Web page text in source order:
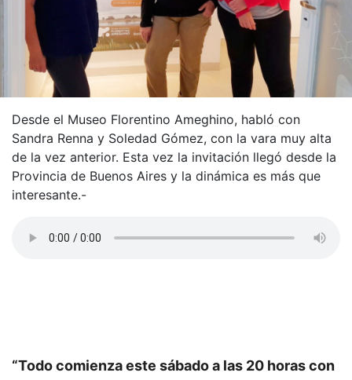
Desde el Museo Florentino Ameghino, habló con
Sandra Renna y Soledad Gómez, con la vara muy alta
de la vez anterior. Esta vez la invitación llegó desde la
Provincia de Buenos Aires y la dinámica es más que
interesante.-
“Todo comienza este sábado a las 20 horas con